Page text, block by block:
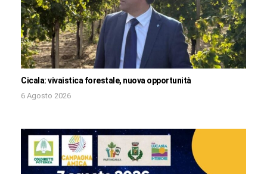
Cicala: vivaistica forestale, nuova opportunità
6 Agosto 2026